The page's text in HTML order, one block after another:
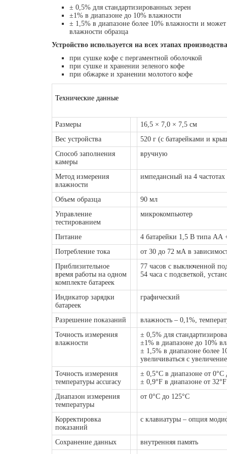
± 0,5% для стандартизированных зерен
±1% в диапазоне до 10% влажности
± 1,5% в диапазоне более 10% влажности и может
влажности образца
Устройство используется на всех этапах
при сушке кофе с пергаментной оболочкой
при сушке и хранении зеленого кофе
при обжарке и хранении молотого кофе
Технические данные
Размеры
16,5 × 7,0 × 7,5 см
Вес устройства
520 г (с батарейками и
Способ заполнения
камеры
вручную
Метод измерения
влажности
импедансный на 4 частотах
Объем образца
90 мл
Управление
тестированием
микрокомпьютер
Питание
4 батарейки 1,5 В типа АА
Потребление тока
от 30 до 72 мА в
Приблизительное
время работы на одном
комплекте батареек
77 часов с выключенной
54 часа с подсветкой,
Индикатор зарядки
батареек
графический
Разрешение показаний
влажность – 0,1%,
Точность измерения
влажности
± 0,5% для
±1% в диапазоне до 10%
± 1,5% в диапазоне более
увеличиваться с
Точность измерения
температуры accuracy
± 0,5°C в диапазоне от 0°C
± 0,9°F в диапазоне от
Диапазон измерения
температуры
от 0°C до 125°C
Корректировка
показаний
с клавиатуры – опция
Сохранение данных
внутренняя память